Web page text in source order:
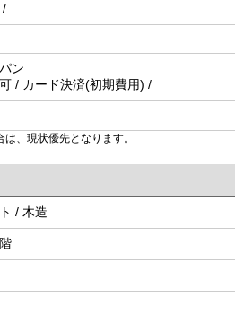
/
ン
/ カード決済(初期費用) /
、現状優先となります。
/ 木造